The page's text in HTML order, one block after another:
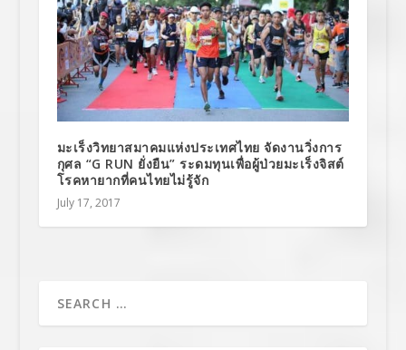
มะเร็งวิทยาสมาคมแห่งประเทศไทย จัดงานวิ่งการ
กุศล “G RUN ยั่งยืน” ระดมทุนเพื่อผู้ป่วยมะเร็งจิสต์
โรคหายากที่คนไทยไม่รู้จัก
July 17, 2017